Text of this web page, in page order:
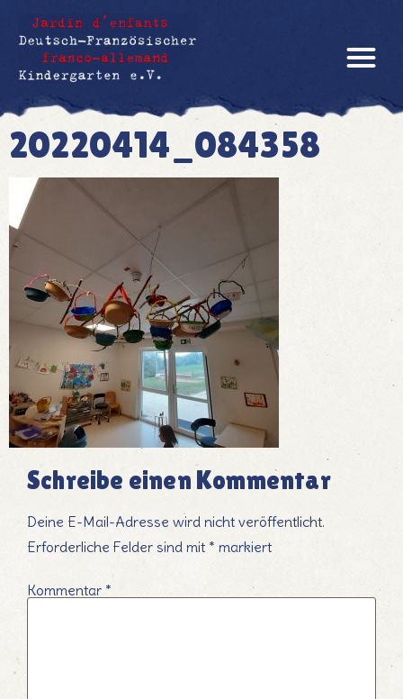
20220414_084358
Schreibe einen Kommentar
Deine E-Mail-Adresse wird nicht veröffentlicht.
Erforderliche Felder sind mit * markiert
Kommentar *